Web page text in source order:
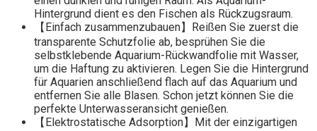
Hintergrund dient es den Fischen als Rückzugsraum.
【Einfach zusammenzubauen】Reißen Sie zuerst die
transparente Schutzfolie ab, besprühen Sie die
selbstklebende Aquarium-Rückwandfolie mit Wasser,
um die Haftung zu aktivieren. Legen Sie die Hintergrund
für Aquarien anschließend flach auf das Aquarium und
entfernen Sie alle Blasen. Schon jetzt können Sie die
perfekte Unterwasseransicht genießen.
【Elektrostatische Adsorption】Mit der einzigartigen